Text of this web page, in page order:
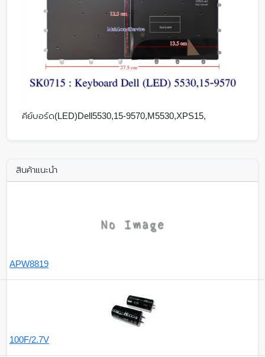
คีย์บอร์ด(LED)Dell5530,15-9570,M5530,XPS15,
สินค้าแนะนำ
APW8819
100F/2.7V